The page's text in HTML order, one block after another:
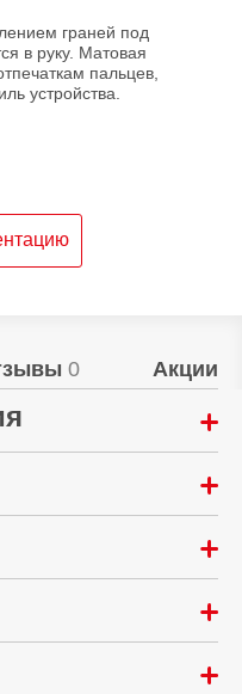
граней под
в руку. Матовая
пальцев,
устройства.
0 Акции